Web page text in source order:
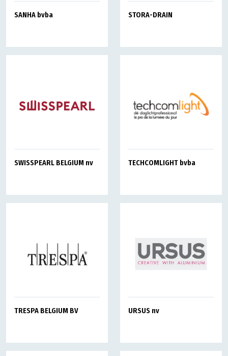
SANHA bvba STORA-DRAIN
SWISSPEARL BELGIUM nv TECHCOMLIGHT bvba
TRESPA BELGIUM BV URSUS nv